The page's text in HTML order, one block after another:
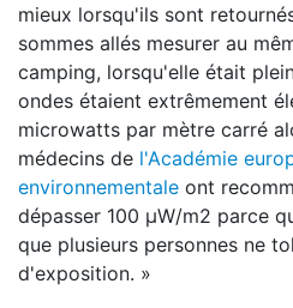
mieux lorsqu'ils sont
sommes allés mesurer au
camping, lorsqu'elle était
ondes étaient extrêmement
microwatts par mètre carré
médecins de l'Académie
environnementale ont
dépasser 100 μW/m2 parce
que plusieurs personnes ne
d'exposition. »